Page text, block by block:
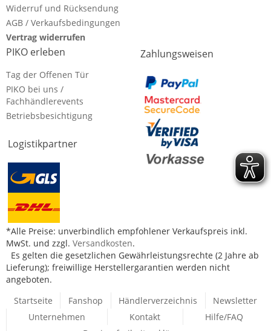
Widerruf und Rücksendung
AGB / Verkaufsbedingungen
Vertrag widerrufen
PIKO erleben
Tag der Offenen Tür
PIKO bei uns /
Fachhändlerevents
Betriebsbesichtigung
Logistikpartner
Zahlungsweisen
*Alle Preise: unverbindlich empfohlener Verkaufspreis inkl.
MwSt. und zzgl. Versandkosten.
Es gelten die gesetzlichen Gewährleistungsrechte (2 Jahre ab
Lieferung); freiwillige Herstellergarantien werden nicht
angeboten.
Startseite
Fanshop Händlerverzeichnis
Newsletter
Unternehmen
Kontakt
Hilfe/FAQ